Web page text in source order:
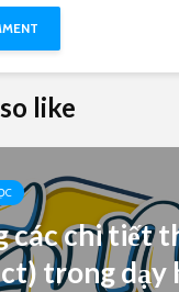
like
các chi tiết
trong dạy